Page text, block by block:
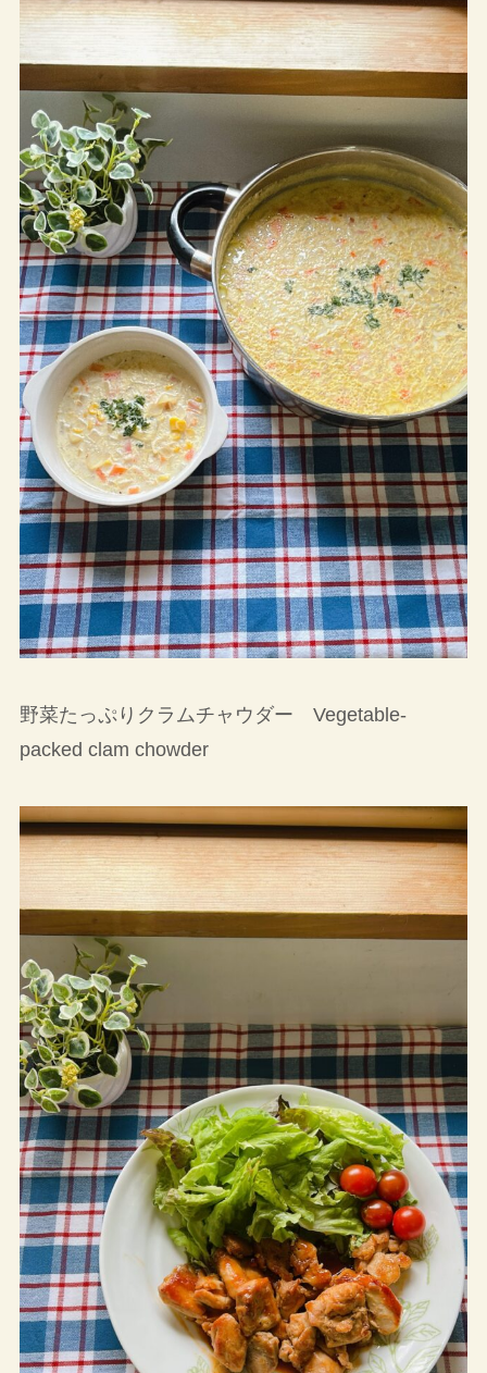
野菜たっぷりクラムチャウダー Vegetable-
packed clam chowder